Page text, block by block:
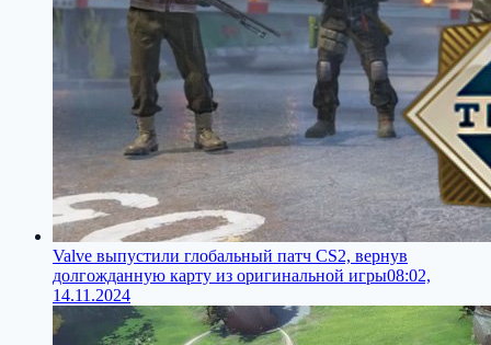
Valve выпустили глобальный патч CS2, вернув
долгожданную карту из оригинальной игры08:02,
14.11.2024